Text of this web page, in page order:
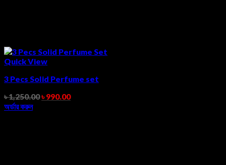
Quick View
3 Pecs Solid Perfume set
৳1,250.00৳990.00
অর্ডার করুন